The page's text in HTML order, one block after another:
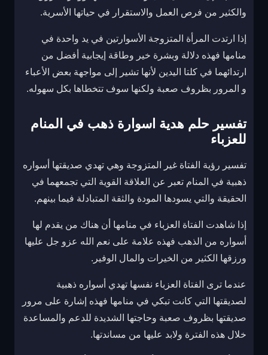
والكثير من فرص العمل والاستقرار في حياتها الأسرية.
إذا ارتدت المرأة المتزوجة الأسوارتين في يد واحدة في
منامها فهذه دلالة وبشرة خير وطاقة إيجابية أفضل من
ارتدائهما في كلتا اليدين لأنها تشير إلى مواجهة بعض الأعباء
و المرور بظروف صعبة ولكنها سوف تتخطاها بكل سهوله.
تفسير حلم هدية اسوارة ذهب في المنام
للعزباء
تفسير رؤية الفتاة غير المتزوجة وهي تهدي صديقتها أسواره
ذهبية في المنام تعبر عن العلاقة القوية التي تجمعهما في
الحقيقة والتي يسودها المودة والثقة المتبادلة فيما بينهم.
إذا شاهدت الفتاة العزباء في منامها أن هناك من يقدم لها
أسواره من الذهب فهذه علامة على نعم الله عزو جل عليها
ورزقها الكثير من الخيرات والمال الوفير.
عندما ترى الفتاة العزباء نفسها تهدي أسواره ذهبية
لصديقتها التي كانت تبكي في منامها فهذه إشارة على مرور
صديقتها بظروف صعبة وحاجتها الشديدة للدعم والمساعدة
خلال هذه الفترة ولابد عليها من مساندتها.